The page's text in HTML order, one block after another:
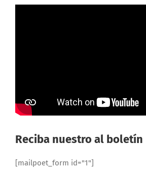
Reciba nuestro al boletín
[mailpoet_form id="1"]